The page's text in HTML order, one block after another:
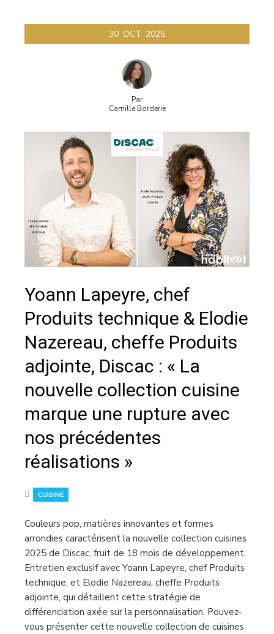
30 OCT 2025
Par
Camille Borderie
Yoann Lapeyre, chef
Produits technique & Elodie
Nazereau, cheffe Produits
adjointe, Discac : « La
nouvelle collection cuisine
marque une rupture avec
nos précédentes
réalisations »
CUISINE
Couleurs pop, matières innovantes et formes
arrondies caractérisent la nouvelle collection cuisines
2025 de Discac, fruit de 18 mois de développement.
Entretien exclusif avec Yoann Lapeyre, chef Produits
technique, et Elodie Nazereau, cheffe Produits
adjointe, qui détaillent cette stratégie de
différenciation axée sur la personnalisation. Pouvez-
vous présenter cette nouvelle collection de cuisines